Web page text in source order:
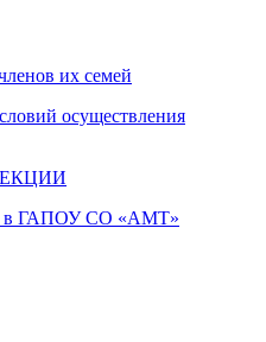
их семей
осуществления
в ГАПОУ СО «АМТ»